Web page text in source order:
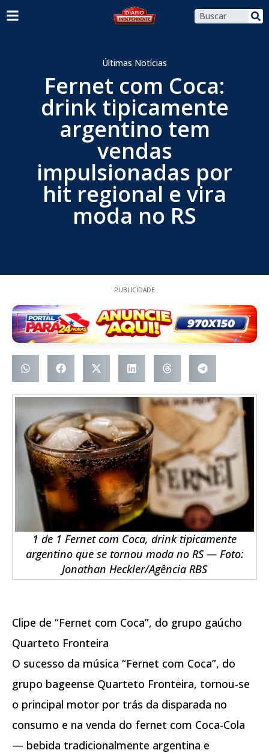
Últimas Notícias
Fernet com Coca:
drink tipicamente
argentino tem
vendas
impulsionadas por
hit regional e vira
moda no RS
PUBLICIDADE
1 de 1 Fernet com Coca, drink tipicamente
argentino que se tornou moda no RS — Foto:
Jonathan Heckler/Agência RBS
Clipe de “Fernet com Coca”, do grupo gaúcho
Quarteto Fronteira
O sucesso da música “Fernet com Coca”, do
grupo bageense Quarteto Fronteira, tornou-se
o principal motor por trás da disparada no
consumo e na venda do fernet com Coca-Cola
— bebida tradicionalmente argentina e